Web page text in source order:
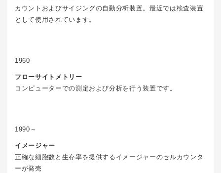
カウントおよびサイジングの自動分析装置。最近では検査装置
として使用されています。
1960
フローサイトメトリー
コンピューターでの測定および分析を行う装置です。
1990～
イメージャー
正確な細胞数と生存率を提供するイメージャーのセルカウンタ
ーが発売